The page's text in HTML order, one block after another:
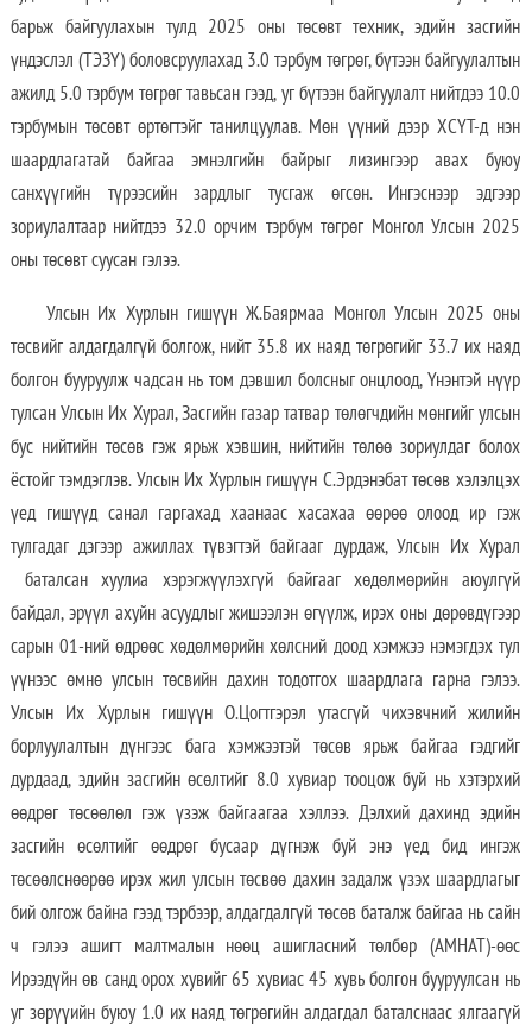
барьж байгуулахын тулд 2025 оны төсөвт техник, эдийн засгийн
үндэслэл (ТЭЗҮ) боловсруулахад 3.0 тэрбум төгрөг, бүтээн байгуулалтын
ажилд 5.0 тэрбум төгрөг тавьсан гээд, уг бүтээн байгуулалт нийтдээ 10.0
тэрбумын төсөвт өртөгтэйг танилцуулав. Мөн үүний дээр ХСҮТ-д нэн
шаардлагатай байгаа эмнэлгийн байрыг лизингээр авах буюу
санхүүгийн түрээсийн зардлыг тусгаж өгсөн. Ингэснээр эдгээр
зориулалтаар нийтдээ 32.0 орчим тэрбум төгрөг Монгол Улсын 2025
оны төсөвт суусан гэлээ.
Улсын Их Хурлын гишүүн Ж.Баярмаа Монгол Улсын 2025 оны
төсвийг алдагдалгүй болгож, нийт 35.8 их наяд төгрөгийг 33.7 их наяд
болгон бууруулж чадсан нь том дэвшил болсныг онцлоод, Үнэнтэй нүүр
тулсан Улсын Их Хурал, Засгийн газар татвар төлөгчдийн мөнгийг улсын
бус нийтийн төсөв гэж ярьж хэвшин, нийтийн төлөө зориулдаг болох
ёстойг тэмдэглэв. Улсын Их Хурлын гишүүн С.Эрдэнэбат төсөв хэлэлцэх
үед гишүүд санал гаргахад хаанаас хасахаа өөрөө олоод ир гэж
тулгадаг дэгээр ажиллах түвэгтэй байгааг дурдаж, Улсын Их Хурал
баталсан хуулиа хэрэгжүүлэхгүй байгааг хөдөлмөрийн аюулгүй
байдал, эрүүл ахуйн асуудлыг жишээлэн өгүүлж, ирэх оны дөрөвдүгээр
сарын 01-ний өдрөөс хөдөлмөрийн хөлсний доод хэмжээ нэмэгдэх тул
үүнээс өмнө улсын төсвийн дахин тодотгох шаардлага гарна гэлээ.
Улсын Их Хурлын гишүүн О.Цогтгэрэл утасгүй чихэвчний жилийн
борлуулалтын дүнгээс бага хэмжээтэй төсөв ярьж байгаа гэдгийг
дурдаад, эдийн засгийн өсөлтийг 8.0 хувиар тооцож буй нь хэтэрхий
өөдрөг төсөөлөл гэж үзэж байгаагаа хэллээ. Дэлхий дахинд эдийн
засгийн өсөлтийг өөдрөг бусаар дүгнэж буй энэ үед бид ингэж
төсөөлснөөрөө ирэх жил улсын төсвөө дахин задалж үзэх шаардлагыг
бий олгож байна гээд тэрбээр, алдагдалгүй төсөв баталж байгаа нь сайн
ч гэлээ ашигт малтмалын нөөц ашигласний төлбөр (АМНАТ)-өөс
Ирээдүйн өв санд орох хувийг 65 хувиас 45 хувь болгон бууруулсан нь
уг зөрүүийн буюу 1.0 их наяд төгрөгийн алдагдал баталснаас ялгаагүй